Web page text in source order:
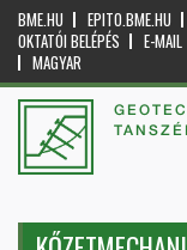
BME.HU EPITO.BME.HU
OKTATÓI BELÉPÉS
E-MAIL
MAGYAR